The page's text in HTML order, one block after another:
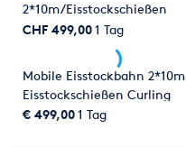
2*10m/Eisstockschießen
Curling Eisbahn
CHF 499,001 Tag
Mobile Eisstockbahn 2*10m
Eisstockschießen Curling
Eisbahn
€ 499,001 Tag